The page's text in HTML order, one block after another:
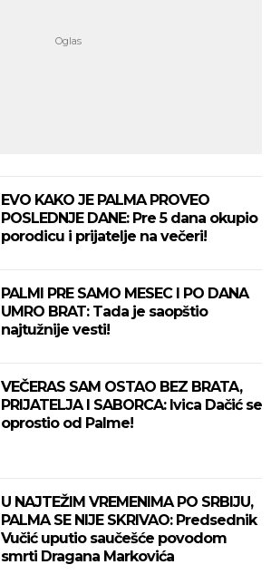
EVO KAKO JE PALMA PROVEO
POSLEDNJE DANE: Pre 5 dana okupio
porodicu i prijatelje na večeri!
PALMI PRE SAMO MESEC I PO DANA
UMRO BRAT: Tada je saopštio
najtužnije vesti!
VEČERAS SAM OSTAO BEZ BRATA,
PRIJATELJA I SABORCA: Ivica Dačić se
oprostio od Palme!
U NAJTEŽIM VREMENIMA PO SRBIJU,
PALMA SE NIJE SKRIVAO: Predsednik
Vučić uputio saučešće povodom
smrti Dragana Markovića